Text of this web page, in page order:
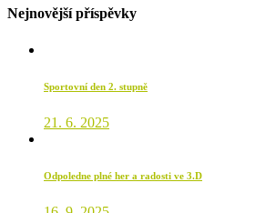
Nejnovější příspěvky
Sportovní den 2. stupně
21. 6. 2025
Odpoledne plné her a radosti ve 3.D